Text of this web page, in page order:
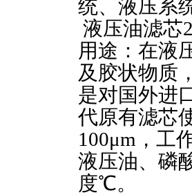
统、液压系
液压油滤芯
用途：在液
及胶状物质
是对国外进
代原有滤芯
100μm ，工
液压油、磷
度℃。